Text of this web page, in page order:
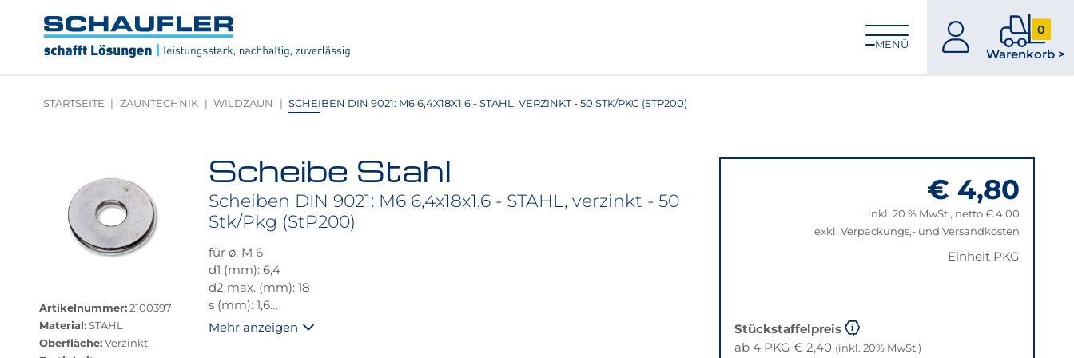
Hauptnavigation
Footernavigation
Logo
verlinkt
zur
MENÜ
zum
0
Warenkorb >
0
im
STARTSEITE ZAUNTECHNIK WILDZAUN SCHEIBEN DIN 9021: M6 6,4X18X1,6 - STAHL, VERZINKT - 50 STK/PKG (STP200)
überspringen
Artikelnummer:2100397
Material:STAHL
Oberfläche:Verzinkt
Scheibe Stahl
Scheiben DIN 9021: M6 6,4x18x1,6 - STAHL, verzinkt - 50
Stk/Pkg (StP200)
für ø: M 6
d1 (mm): 6,4
d2 max. (mm): 18
s (mm): 1,6
DIN: 9021
Mehr anzeigen
€ 4,80
inkl. 20 % MwSt., netto € 4,00
exkl. Verpackungs,- und Versandkosten
Einheit PKG
Stückstaffelpreis
ab 4 PKG € 2,40 (inkl. 20% MwSt.)